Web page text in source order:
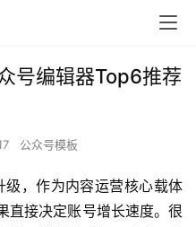
号编辑器Top6推荐
公众号模板
，作为内容运营核心载体
直接决定账号增长速度。很